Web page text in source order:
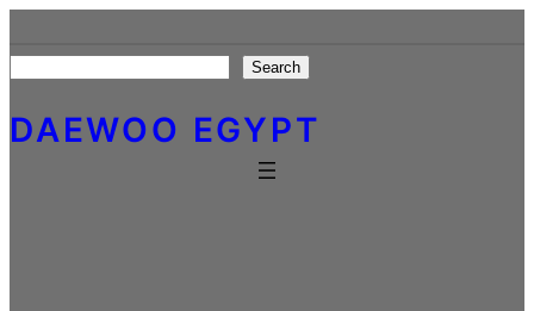
to
content
Search
DAEWOO EGYPT